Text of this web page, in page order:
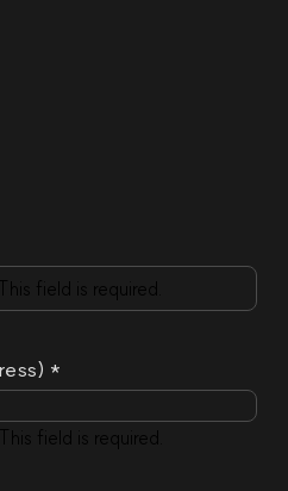
*
field is required.
field is required.